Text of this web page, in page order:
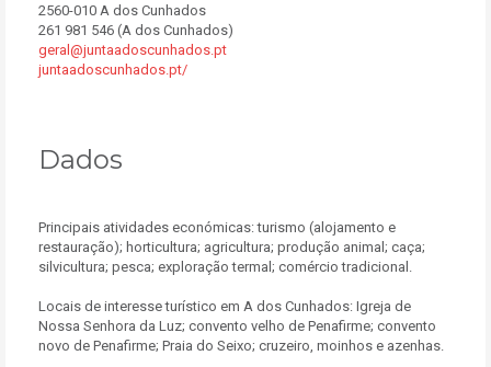
2560-010 A dos Cunhados
261 981 546 (A dos Cunhados)
geral@juntaadoscunhados.pt
juntaadoscunhados.pt/
Dados
Principais atividades económicas: turismo (alojamento e
restauração); horticultura; agricultura; produção animal; caça;
silvicultura; pesca; exploração termal; comércio tradicional.
Locais de interesse turístico em A dos Cunhados: Igreja de
Nossa Senhora da Luz; convento velho de Penafirme; convento
novo de Penafirme; Praia do Seixo; cruzeiro, moinhos e azenhas.